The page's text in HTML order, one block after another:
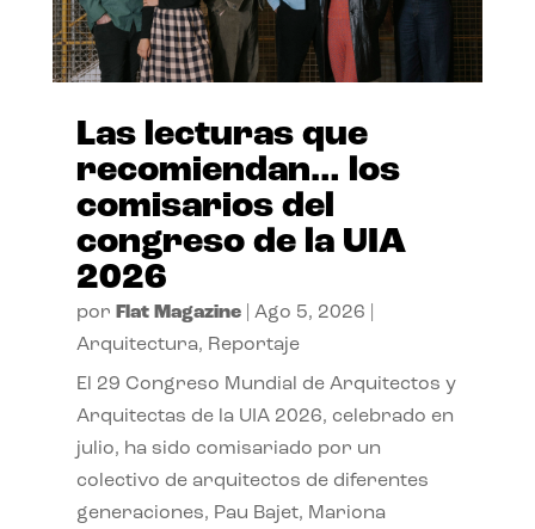
Las lecturas que
recomiendan… los
comisarios del
congreso de la UIA
2026
por Flat Magazine| Ago 5, 2026
Arquitectura, Reportaje
El 29 Congreso Mundial de Arquitectos y
Arquitectas de la UIA 2026, celebrado en
julio, ha sido comisariado por un
colectivo de arquitectos de diferentes
generaciones, Pau Bajet, Mariona